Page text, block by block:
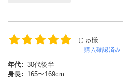
じゅ様
購入確認済み
年代: 30代後半
身長:
165〜169cm